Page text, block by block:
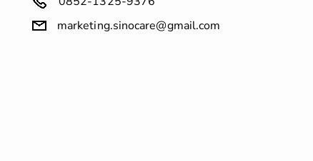
marketing.sinocare@gmail.com